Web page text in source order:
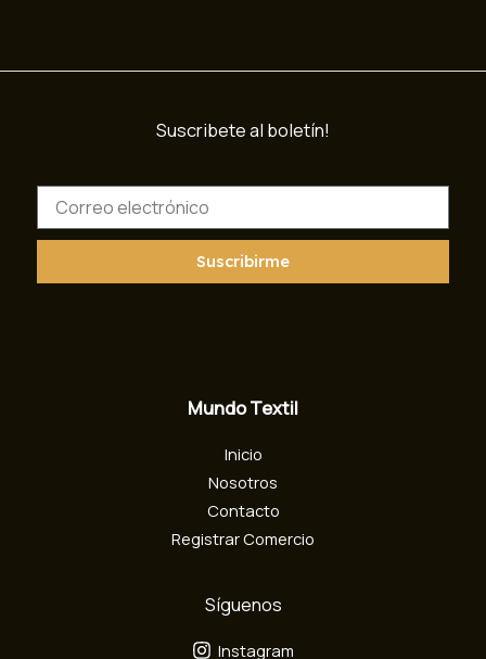
Suscribete al boletín!
r
e
Suscribirme
Mundo Textil
Inicio
Nosotros
Contacto
Registrar Comercio
Síguenos
Instagram